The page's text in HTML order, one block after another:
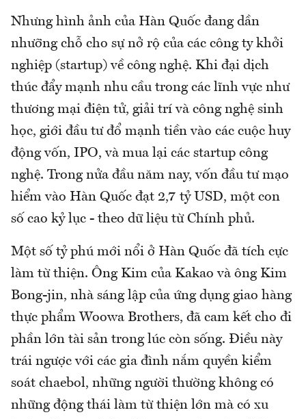
Nhưng hình ảnh của Hàn Quốc đang dần
nhưỡng chỗ cho sự nở rộ của các công ty khởi
nghiệp (startup) về công nghệ. Khi đại dịch
thúc đẩy mạnh nhu cầu trong các lĩnh vực như
thương mại điện tử, giải trí và công nghệ sinh
học, giới đầu tư đổ mạnh tiền vào các cuộc huy
động vốn, IPO, và mua lại các startup công
nghệ. Trong nửa đầu năm nay, vốn đầu tư mạo
hiểm vào Hàn Quốc đạt 2,7 tỷ USD, một con
số cao kỷ lục - theo dữ liệu từ Chính phủ.
Một số tỷ phú mới nổi ở Hàn Quốc đã tích cực
làm từ thiện. Ông Kim của Kakao và ông Kim
Bong-jin, nhà sáng lập của ứng dụng giao hàng
thực phẩm Woowa Brothers, đã cam kết cho đi
phần lớn tài sản trong lúc còn sống. Điều này
trái ngược với các gia đình nắm quyền kiểm
soát chaebol, những người thường không có
những động thái làm từ thiện lớn mà có xu